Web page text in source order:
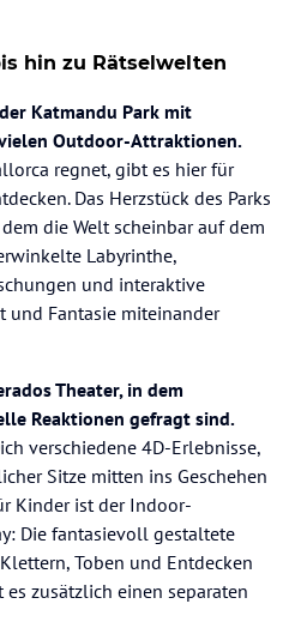
hin zu Rätselwelten
Katmandu Park mit
Outdoor-Attraktionen.
regnet, gibt es hier für
Das Herzstück des Parks
die Welt scheinbar auf dem
Labyrinthe,
und interaktive
und Fantasie miteinander
Theater, in dem
Reaktionen gefragt sind.
verschiedene 4D-Erlebnisse,
Sitze mitten ins Geschehen
Kinder ist der Indoor-
Die fantasievoll gestaltete
Toben und Entdecken
zusätzlich einen separaten